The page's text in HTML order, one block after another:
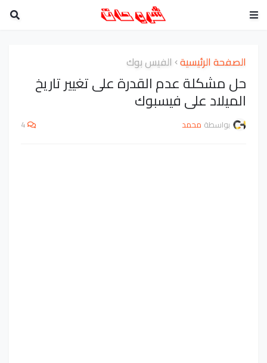
الصفحة الرئيسية الفيس بوك
حل مشكلة عدم القدرة على تغيير تاريخ
الميلاد على فيسبوك
بواسطة محمد 4